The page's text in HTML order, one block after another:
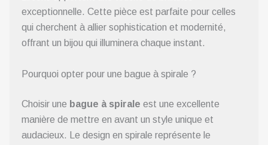
exceptionnelle. Cette pièce est parfaite pour celles
qui cherchent à allier sophistication et modernité,
offrant un bijou qui illuminera chaque instant.
Pourquoi opter pour une bague à spirale ?
Choisir une bague à spirale est une excellente
manière de mettre en avant un style unique et
audacieux. Le design en spirale représente le